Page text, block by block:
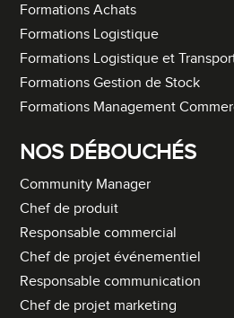
Formations Achats
Formations Logistique
Formations Logistique et
Formations Gestion de Stock
Formations Management
NOS DÉBOUCHÉS
Community Manager
Chef de produit
Responsable commercial
Chef de projet événementiel
Responsable communication
Chef de projet marketing